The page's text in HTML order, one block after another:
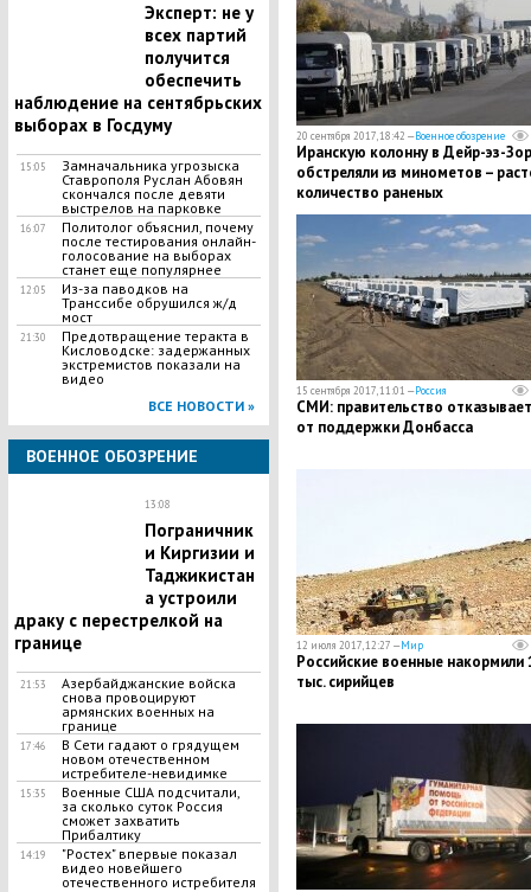
Эксперт: не у
всех партий
получится
обеспечить
наблюдение на сентябрьских
выборах в Госдуму
15:05
Замначальника угрозыска
Ставрополя Руслан Абовян
скончался после девяти
выстрелов на парковке
16:07
Политолог объяснил, почему
после тестирования онлайн-
голосование на выборах
станет еще популярнее
12:05
Из-за паводков на
Транссибе обрушился ж/д
мост
21:30
Предотвращение теракта в
Кисловодске: задержанных
экстремистов показали на
видео
ВСЕ НОВОСТИ »
ВОЕННОЕ ОБОЗРЕНИЕ
13:08
Пограничник
и Киргизии и
Таджикистан
а устроили
драку с перестрелкой на
границе
21:53
Азербайджанские войска
снова провоцируют
армянских военных на
границе
17:46
В Сети гадают о грядущем
новом отечественном
истребителе-невидимке
15:35
Военные США подсчитали,
за сколько суток Россия
сможет захватить
Прибалтику
14:19
"Ростех" впервые показал
видео новейшего
отечественного истребителя
20 сентября 2017, 18:42 —Военное обозрение
Иранскую колонну в Дейр-эз-
обстреляли из минометов –
количество раненых
15 сентября 2017, 11:01 —Россия
СМИ: правительство
от поддержки Донбасса
12 июля 2017, 12:27 —Мир
Российские военные накормили
тыс. сирийцев